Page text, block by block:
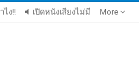
ไง!! เปิดหนังเสียงไม่มี More